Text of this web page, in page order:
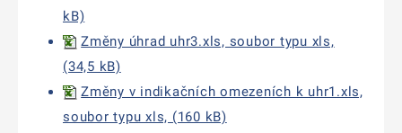
kB)
Změny úhrad uhr3.xls, soubor typu xls,
(34,5 kB)
Změny v indikačních omezeních k uhr1.xls,
soubor typu xls, (160 kB)